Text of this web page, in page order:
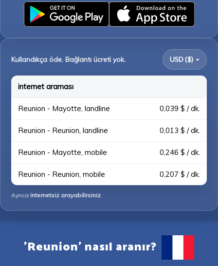
Kullandıkça öde. Bağlantı ücreti yok. USD ($)
internet araması
Reunion - Mayotte, landline 0,039 $ / dk.
Reunion - Reunion, landline 0,013 $ / dk.
Reunion - Mayotte, mobile 0,246 $ / dk.
Reunion - Reunion, mobile 0,207 $ / dk.
Ayrıca internetsiz arayabilirsiniz.
'Reunion' nasıl aranır?